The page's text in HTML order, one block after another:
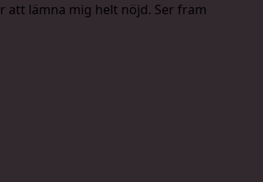
att lämna mig helt nöjd. Ser fram